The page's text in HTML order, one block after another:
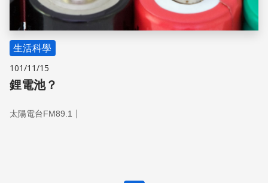
生活科學
101/11/15
鋰電池？
太陽電台FM89.1 ｜